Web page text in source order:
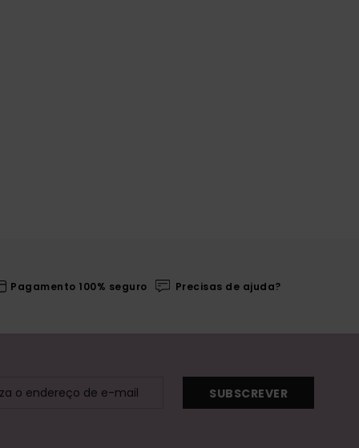
Pagamento 100% seguro Precisas de ajuda?
SUBSCREVER